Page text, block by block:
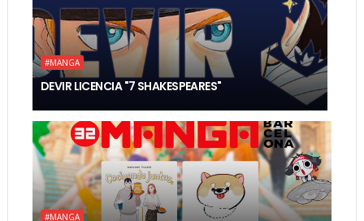
#MANGA
DEVIR LICENCIA "7 SHAKESPEARES"
#MANGA